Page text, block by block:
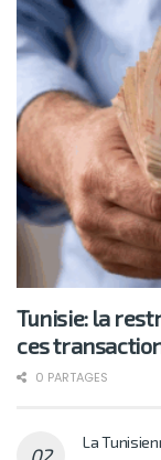
Tunisie: la
ces
0 PARTAGES
La